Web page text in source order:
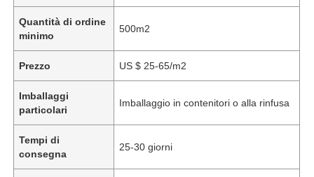
Quantità di ordine
minimo
500m2
Prezzo US $ 25-65/m2
Imballaggi
particolari
Imballaggio in contenitori o alla rinfusa
Tempi di
consegna
25-30 giorni